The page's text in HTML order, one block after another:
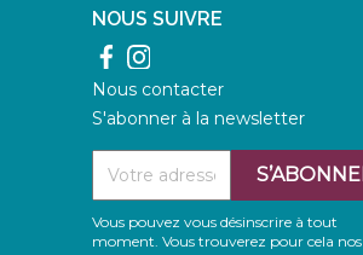
NOUS SUIVRE
Facebook
Nous contacter
S'abonner à la newsletter
Vous pouvez vous désinscrire à tout
moment. Vous trouverez pour cela nos